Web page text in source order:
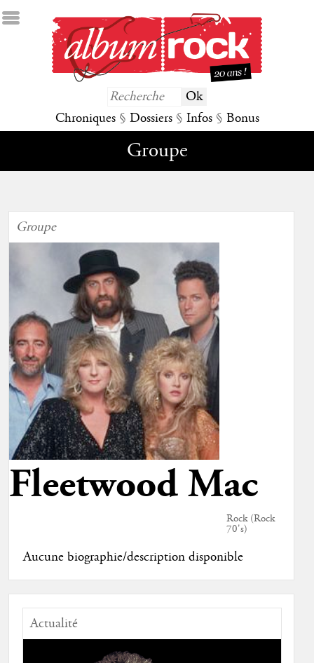
Chroniques § Dossiers § Infos § Bonus
Groupe
Groupe
Fleetwood Mac
Rock (Rock
70's)
Aucune biographie/description disponible
Actualité